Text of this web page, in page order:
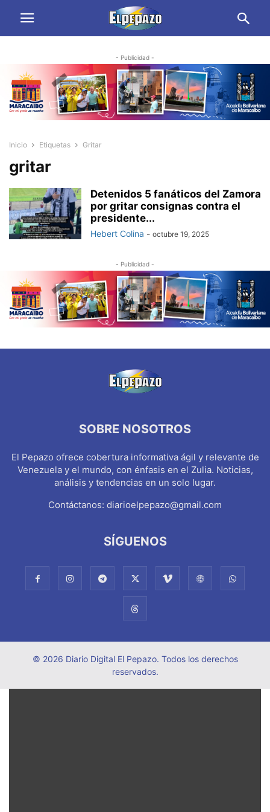
- Publicidad -
Inicio Etiquetas Gritar
gritar
Detenidos 5 fanáticos del Zamora
por gritar consignas contra el
presidente...
Hebert Colina - octubre 19, 2025
- Publicidad -
SOBRE NOSOTROS
El Pepazo ofrece cobertura informativa ágil y relevante de
Venezuela y el mundo, con énfasis en el Zulia. Noticias,
análisis y tendencias en un solo lugar.
Contáctanos: diarioelpepazo@gmail.com
SÍGUENOS
© 2026 Diario Digital El Pepazo. Todos los derechos
reservados.